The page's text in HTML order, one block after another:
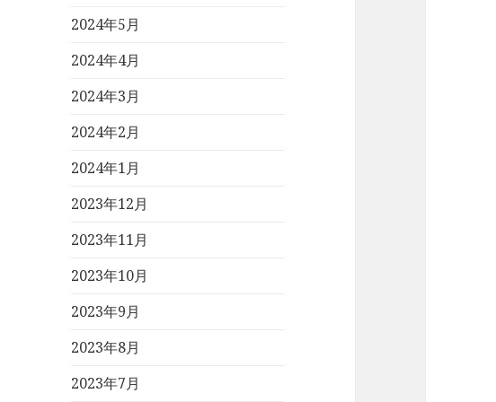
2024年5月
2024年4月
2024年3月
2024年2月
2024年1月
2023年12月
2023年11月
2023年10月
2023年9月
2023年8月
2023年7月